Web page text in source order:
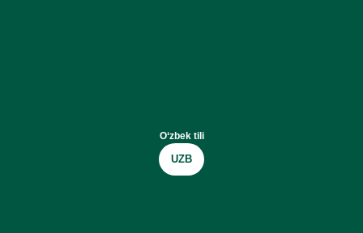
O‘zbek tili
UZB